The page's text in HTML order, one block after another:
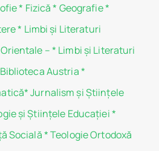
* Fizică * Geografie*
* Limbi și Literaturi
–* Limbi și Literaturi
Biblioteca Austria*
*Jurnalism şi Ştiinţele
şi Ştiinţele Educaţiei*
Socială*Teologie Ortodoxă